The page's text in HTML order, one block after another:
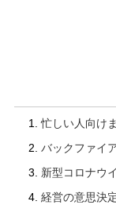
忙しい人向け
バックファイ
新型コロナウ
経営の意思決